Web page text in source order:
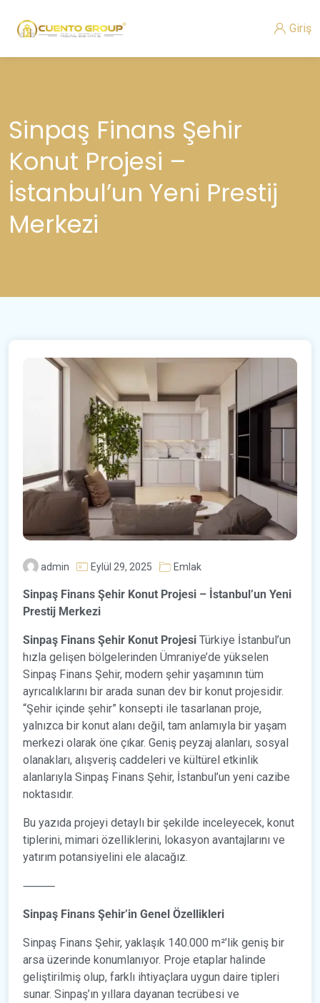
Giriş
Sinpaş Finans Şehir
Konut Projesi –
İstanbul’un Yeni Prestij
Merkezi
admin Eylül 29, 2025 Emlak
Sinpaş Finans Şehir Konut Projesi – İstanbul’un Yeni
Prestij Merkezi
Sinpaş Finans Şehir Konut Projesi Türkiye İstanbul’un
hızla gelişen bölgelerinden Ümraniye’de yükselen
Sinpaş Finans Şehir, modern şehir yaşamının tüm
ayrıcalıklarını bir arada sunan dev bir konut projesidir.
“Şehir içinde şehir” konsepti ile tasarlanan proje,
yalnızca bir konut alanı değil, tam anlamıyla bir yaşam
merkezi olarak öne çıkar. Geniş peyzaj alanları, sosyal
olanakları, alışveriş caddeleri ve kültürel etkinlik
alanlarıyla Sinpaş Finans Şehir, İstanbul’un yeni cazibe
noktasıdır.
Bu yazıda projeyi detaylı bir şekilde inceleyecek, konut
tiplerini, mimari özelliklerini, lokasyon avantajlarını ve
yatırım potansiyelini ele alacağız.
⸻
Sinpaş Finans Şehir’in Genel Özellikleri
Sinpaş Finans Şehir, yaklaşık 140.000 m²’lik geniş bir
arsa üzerinde konumlanıyor. Proje etaplar halinde
geliştirilmiş olup, farklı ihtiyaçlara uygun daire tipleri
sunar. Sinpaş’ın yıllara dayanan tecrübesi ve